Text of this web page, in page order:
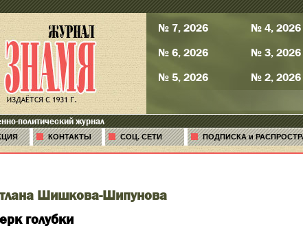
№ 7, 2026
№ 6, 2026
№ 5, 2026
№ 4, 2026
№ 3, 2026
№ 2, 2026
политический журнал
КОНТАКТЫ СОЦ. СЕТИ ПОДПИСКА и
Шишкова-Шипунова
голубки